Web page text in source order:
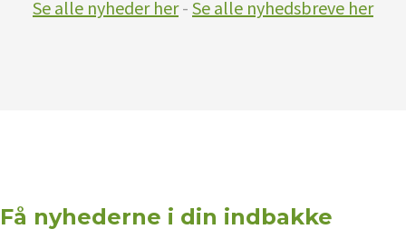
Se alle nyheder her- Se alle nyhedsbreve her
Få nyhederne i din indbakke